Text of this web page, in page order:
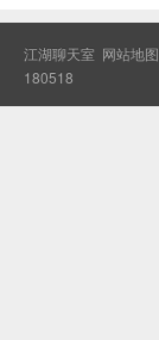
江湖聊天室 网站地图
180518